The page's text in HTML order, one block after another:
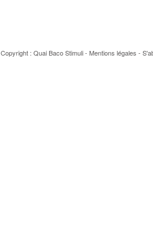
Copyright : Quai BacoStimuli- Mentions légales -